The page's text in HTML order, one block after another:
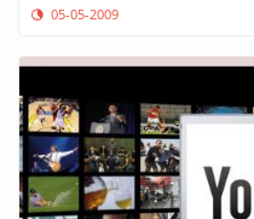
05-05-2009